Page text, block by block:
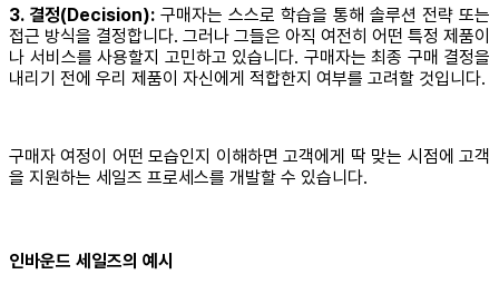
3. 결정(Decision): 구매자는 스스로 학습을 통해 솔루션 전략 또는
접근 방식을 결정합니다. 그러나 그들은 아직 여전히 어떤 특정 제품이
나 서비스를 사용할지 고민하고 있습니다. 구매자는 최종 구매 결정을
내리기 전에 우리 제품이 자신에게 적합한지 여부를 고려할 것입니다.
구매자 여정이 어떤 모습인지 이해하면 고객에게 딱 맞는 시점에 고객
을 지원하는 세일즈 프로세스를 개발할 수 있습니다.
인바운드 세일즈의 예시